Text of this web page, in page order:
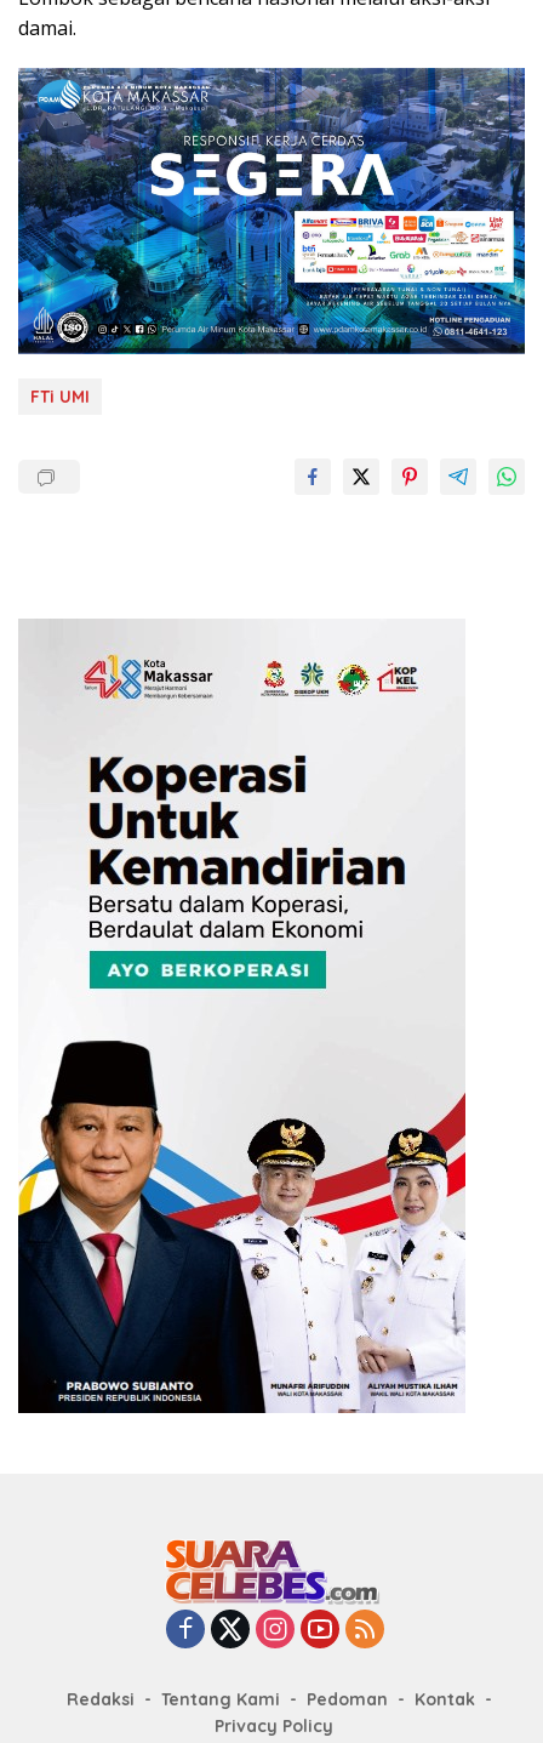
damai.
FTi UMI
Redaksi Tentang Kami Pedoman
Kontak
Privacy Policy